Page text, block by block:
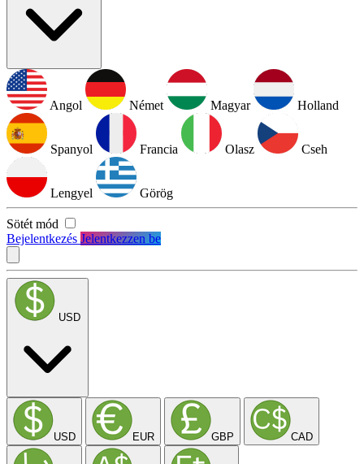
Angol Német Magyar Holland
Spanyol Francia Olasz Cseh
Lengyel Görög
Sötét mód
Bejelentkezés Jelentkezzen be
USD
USD EUR GBP CAD